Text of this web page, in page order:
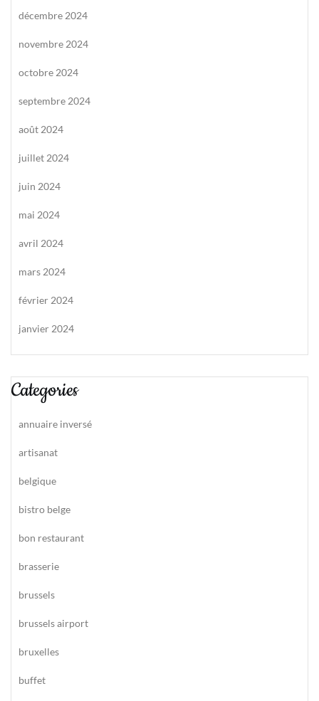
décembre 2024
novembre 2024
octobre 2024
septembre 2024
août 2024
juillet 2024
juin 2024
mai 2024
avril 2024
mars 2024
février 2024
janvier 2024
Categories
annuaire inversé
artisanat
belgique
bistro belge
bon restaurant
brasserie
brussels
brussels airport
bruxelles
buffet